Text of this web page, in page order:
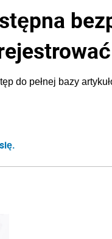
do pełnej bazy